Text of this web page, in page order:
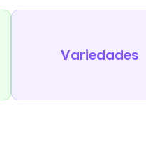
Variedades